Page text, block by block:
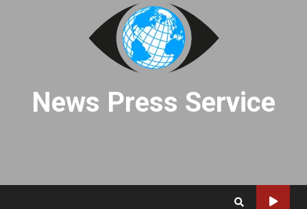
News Press Service